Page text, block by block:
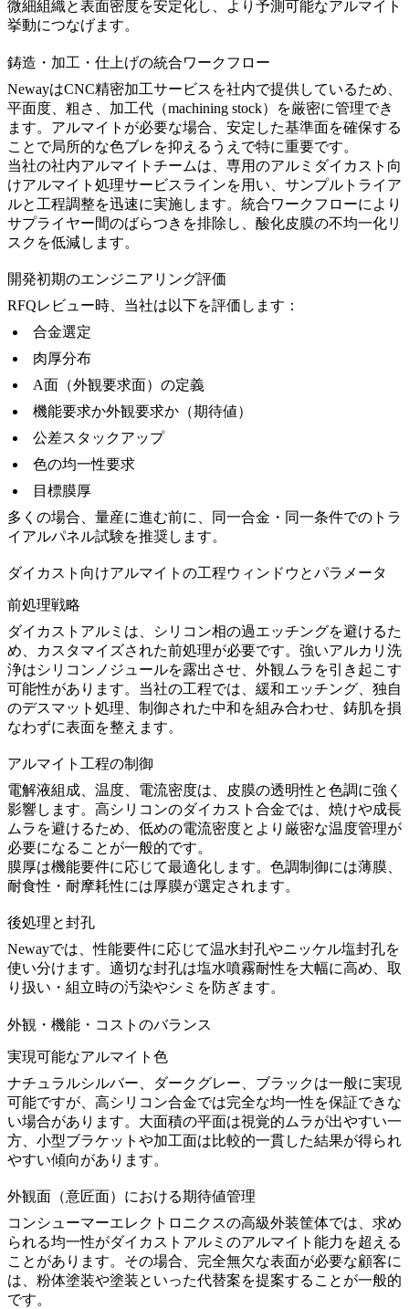
微細組織と表面密度を安定化し、より予測可能なアルマイト
挙動につなげます。
鋳造・加工・仕上げの統合ワークフロー
NewayはCNC精密加工サービス を社内で提供しているため、
平面度、粗さ、加工代（machining stock）を厳密に管理でき
ます。アルマイトが必要な場合、安定した基準面を確保する
ことで局所的な色ブレを抑えるうえで特に重要です。
当社の社内アルマイトチームは、専用のアルミダイカスト向
けアルマイト処理サービスラインを用い、サンプルトライア
ルと工程調整を迅速に実施します。統合ワークフローにより
サプライヤー間のばらつきを排除し、酸化皮膜の不均一化リ
スクを低減します。
開発初期のエンジニアリング評価
RFQレビュー時、当社は以下を評価します：
合金選定
肉厚分布
A面（外観要求面）の定義
機能要求か外観要求か（期待値）
公差スタックアップ
色の均一性要求
目標膜厚
多くの場合、量産に進む前に、同一合金・同一条件でのトラ
イアルパネル試験を推奨します。
ダイカスト向けアルマイトの工程ウィンドウとパラメータ
前処理戦略
ダイカストアルミは、シリコン相の過エッチングを避けるた
め、カスタマイズされた前処理が必要です。強いアルカリ洗
浄はシリコンノジュールを露出させ、外観ムラを引き起こす
可能性があります。当社の工程では、緩和エッチング、独自
のデスマット処理、制御された中和を組み合わせ、鋳肌を損
なわずに表面を整えます。
アルマイト工程の制御
電解液組成、温度、電流密度は、皮膜の透明性と色調に強く
影響します。高シリコンのダイカスト合金では、焼けや成長
ムラを避けるため、低めの電流密度とより厳密な温度管理が
必要になることが一般的です。
膜厚は機能要件に応じて最適化します。色調制御には薄膜、
耐食性・耐摩耗性には厚膜が選定されます。
後処理と封孔
Newayでは、性能要件に応じて温水封孔やニッケル塩封孔を
使い分けます。適切な封孔は塩水噴霧耐性を大幅に高め、取
り扱い・組立時の汚染やシミを防ぎます。
外観・機能・コストのバランス
実現可能なアルマイト色
ナチュラルシルバー、ダークグレー、ブラックは一般に実現
可能ですが、高シリコン合金では完全な均一性を保証できな
い場合があります。大面積の平面は視覚的ムラが出やすい一
方、小型ブラケットや加工面は比較的一貫した結果が得られ
やすい傾向があります。
外観面（意匠面）における期待値管理
コンシューマーエレクトロニクスの高級外装筐体では、求め
られる均一性がダイカストアルミのアルマイト能力を超える
ことがあります。その場合、完全無欠な表面が必要な顧客に
は、粉体塗装や塗装といった代替案を提案することが一般的
です。